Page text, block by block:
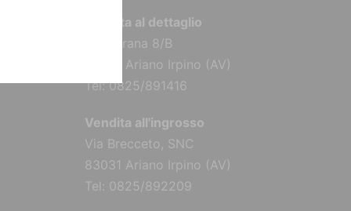
Vendita al dettaglio
Via Torana 8/B
83031 Ariano Irpino (AV)
Tel: 0825/891416
Vendita all'ingrosso
Via Brecceto, SNC
83031 Ariano Irpino (AV)
Tel: 0825/892209